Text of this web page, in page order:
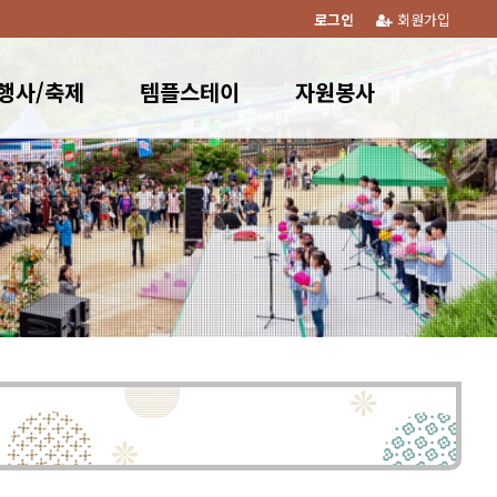
회원가입
로그인
사/축제 템플스테이 자원봉사